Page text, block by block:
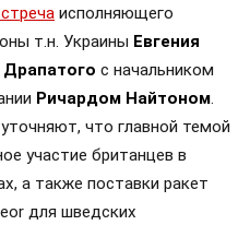
исполняющего
т.н. Украины Евгения
с начальником
Ричардом Найтоном.
что главной темой
участие британцев в
а также поставки ракет
для шведских